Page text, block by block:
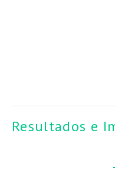
Resultados e